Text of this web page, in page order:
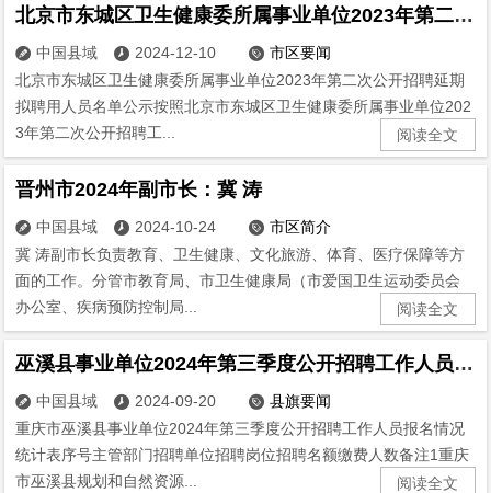
北京市东城区卫生健康委所属事业单位2023年第二次公开招聘延期拟聘用人员名单公示
 中国县域  2024-12-10  市区要闻
北京市东城区卫生健康委所属事业单位2023年第二次公开招聘延期
拟聘用人员名单公示按照北京市东城区卫生健康委所属事业单位202
3年第二次公开招聘工...
阅读全文
晋州市2024年副市长：冀 涛
 中国县域  2024-10-24  市区简介
冀 涛副市长负责教育、卫生健康、文化旅游、体育、医疗保障等方
面的工作。分管市教育局、市卫生健康局（市爱国卫生运动委员会
办公室、疾病预防控制局...
阅读全文
巫溪县事业单位2024年第三季度公开招聘工作人员报名情况统计表
 中国县域  2024-09-20  县旗要闻
重庆市巫溪县事业单位2024年第三季度公开招聘工作人员报名情况
统计表序号主管部门招聘单位招聘岗位招聘名额缴费人数备注1重庆
市巫溪县规划和自然资源...
阅读全文